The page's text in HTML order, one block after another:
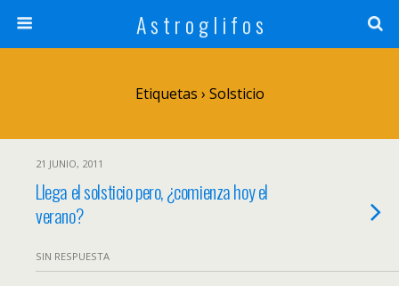
A s t r o g l i f o s
Etiquetas › Solsticio
21 JUNIO, 2011
Llega el solsticio pero, ¿comienza hoy el
verano?
SIN RESPUESTA